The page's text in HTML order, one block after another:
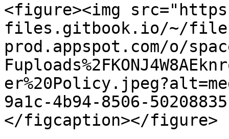
<figure><img
files.gitbook.io/~/
prod.appspot.com/o/
9a1c-4b94-8506-
</figcaption></figure>